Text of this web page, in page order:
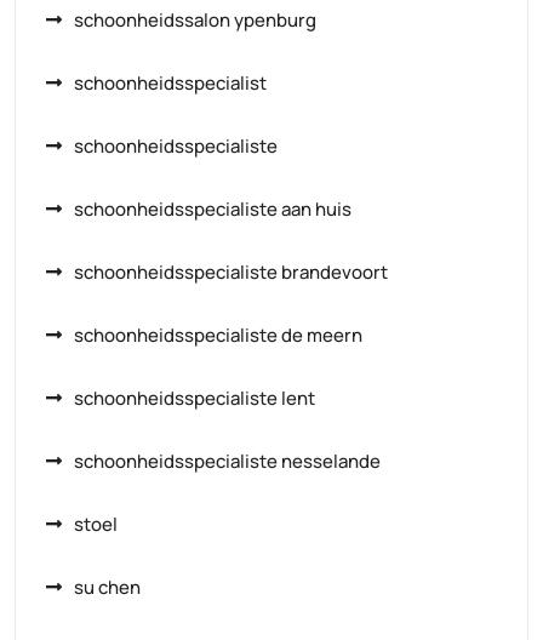
schoonheidssalon ypenburg
schoonheidsspecialist
schoonheidsspecialiste
schoonheidsspecialiste aan huis
schoonheidsspecialiste brandevoort
schoonheidsspecialiste de meern
schoonheidsspecialiste lent
schoonheidsspecialiste nesselande
stoel
su chen